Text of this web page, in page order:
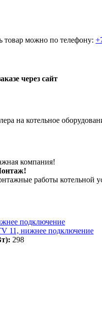
товар можно по телефону:
через сайт
на котельное
компания!
работы котельной
11, нижнее подключение
298